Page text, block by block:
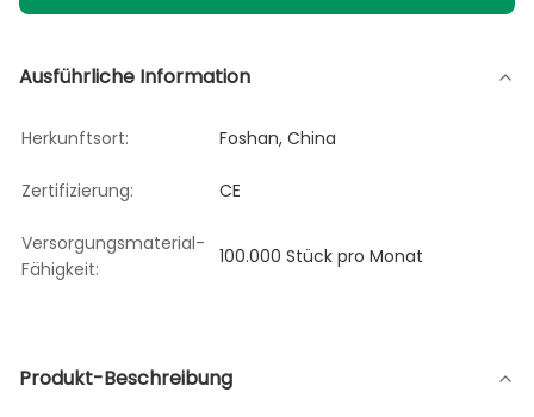
Ausführliche Information
Herkunftsort: Foshan, China
Zertifizierung: CE
Versorgungsmaterial-
Fähigkeit:
100.000 Stück pro Monat
Produkt-Beschreibung